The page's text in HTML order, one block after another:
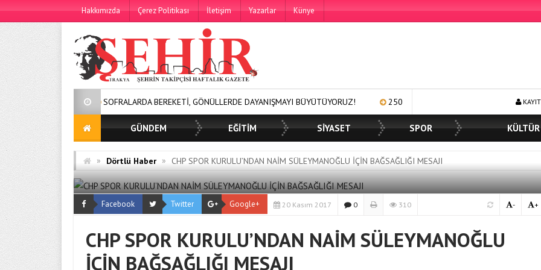
Hakkımızda Çerez Politikası İletişim Yazarlar Künye
SOFRALARDA BEREKETİ, GÖNÜLLERDE DAYANIŞMAYI BÜYÜTÜYORUZ! 250 BİN ÖĞÜN, BİNLERCE YÜZE GÜLÜMSEME
GÜNDEM EĞİTİM SİYASET SPOR
» Dörtlü Haber » CHP SPOR KURULU’NDAN NAİM SÜLEYMANOĞLU İÇİN BAĞSAĞLIĞI MESAJI
Facebook Twitter Google+ 20 Kasım 2017 0 310 +
-
CHP SPOR KURULU’NDAN NAİM SÜLEYMANOĞLU
İÇİN BAĞSAĞLIĞI MESAJI